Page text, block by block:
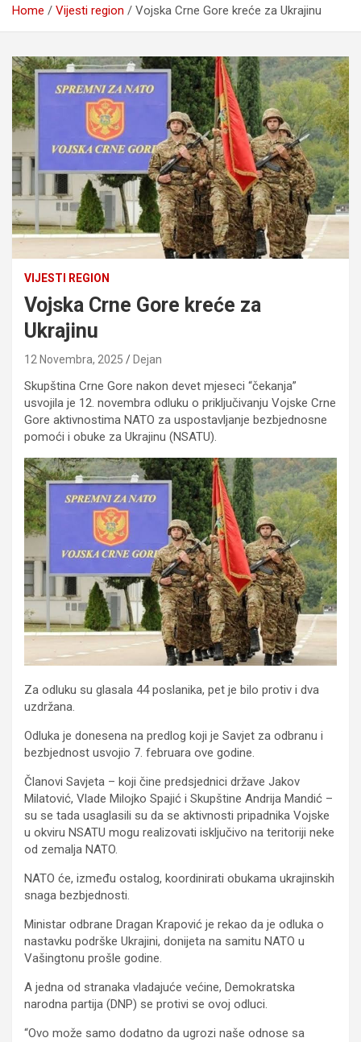
Home Vijesti region Vojska Crne Gore kreće za Ukrajinu
VIJESTI REGION
Vojska Crne Gore kreće za
Ukrajinu
12 Novembra, 2025 Dejan
Skupština Crne Gore nakon devet mjeseci “čekanja”
usvojila je 12. novembra odluku o priključivanju Vojske Crne
Gore aktivnostima NATO za uspostavljanje bezbjednosne
pomoći i obuke za Ukrajinu (NSATU).
Za odluku su glasala 44 poslanika, pet je bilo protiv i dva
uzdržana.
Odluka je donesena na predlog koji je Savjet za odbranu i
bezbjednost usvojio 7. februara ove godine.
Članovi Savjeta – koji čine predsjednici države Jakov
Milatović, Vlade Milojko Spajić i Skupštine Andrija Mandić –
su se tada usaglasili su da se aktivnosti pripadnika Vojske
u okviru NSATU mogu realizovati isključivo na teritoriji neke
od zemalja NATO.
NATO će, između ostalog, koordinirati obukama ukrajinskih
snaga bezbjednosti.
Ministar odbrane Dragan Krapović je rekao da je odluka o
nastavku podrške Ukrajini, donijeta na samitu NATO u
Vašingtonu prošle godine.
A jedna od stranaka vladajuće većine, Demokratska
narodna partija (DNP) se protivi se ovoj odluci.
“Ovo može samo dodatno da ugrozi naše odnose sa